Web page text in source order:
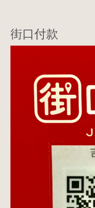
街口付款